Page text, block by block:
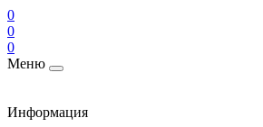
0
0
0
Меню
Информация